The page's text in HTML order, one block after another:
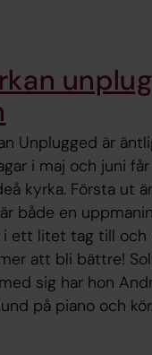
Unplugged är
i maj och juni
kyrka. Första ut
både en
i ett litet tag till
att bli bättre!
sig har hon
på piano och